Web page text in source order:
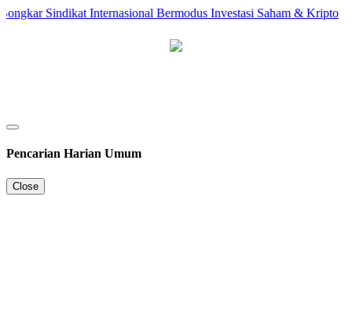
Sindikat Internasional Bermodus Investasi Saham & Kripto
Pencarian Harian Umum
Close